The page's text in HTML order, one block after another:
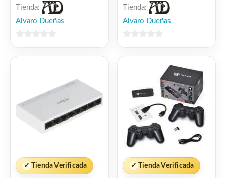
Tienda:
Alvaro Dueñas
M6550NW,
M6600NW
Tienda:
Alvaro Dueñas
✓ Tienda Verificada ✓ Tienda Verificada